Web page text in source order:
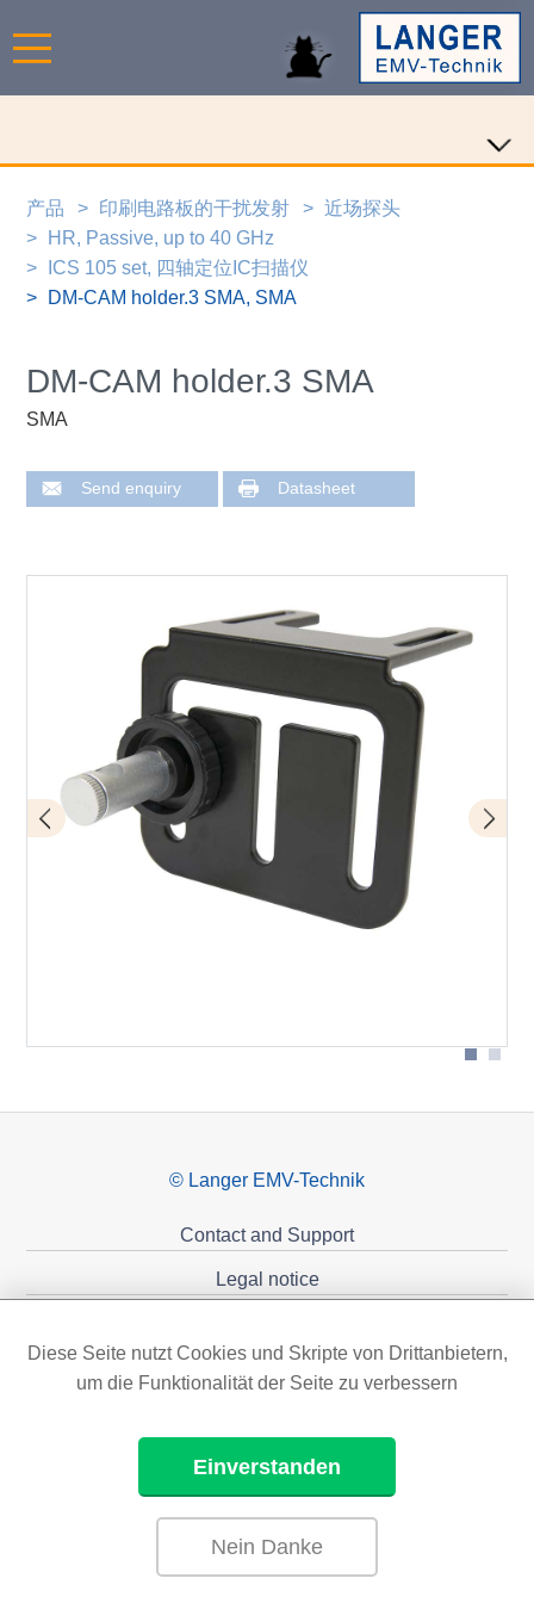
产品 印刷电路板的干扰发射
近场探头
HR, Passive, up to 40 GHz
ICS 105 set, 四轴定位IC扫描仪
DM-CAM holder.3 SMA, SMA
DM-CAM holder.3 SMA
SMA
Send enquiry Datasheet
© Langer EMV-Technik
Contact and Support
Legal notice
Diese Seite nutzt Cookies und Skripte von Drittanbietern,
um die Funktionalität der Seite zu verbessern
Einverstanden
Nein Danke